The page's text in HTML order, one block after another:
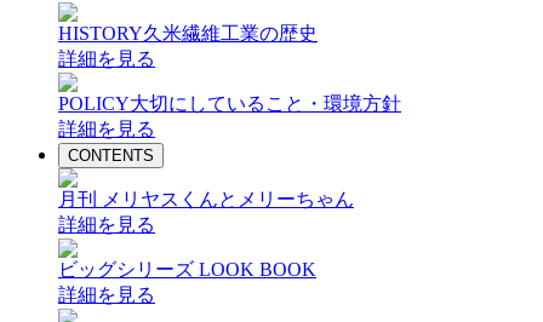
HISTORY久米繊維工業の歴史
詳細を見る
POLICY大切にしていること・環境方針
詳細を見る
CONTENTS
月刊 メリヤスくんとメリーちゃん
詳細を見る
ビッグシリーズ LOOK BOOK
詳細を見る